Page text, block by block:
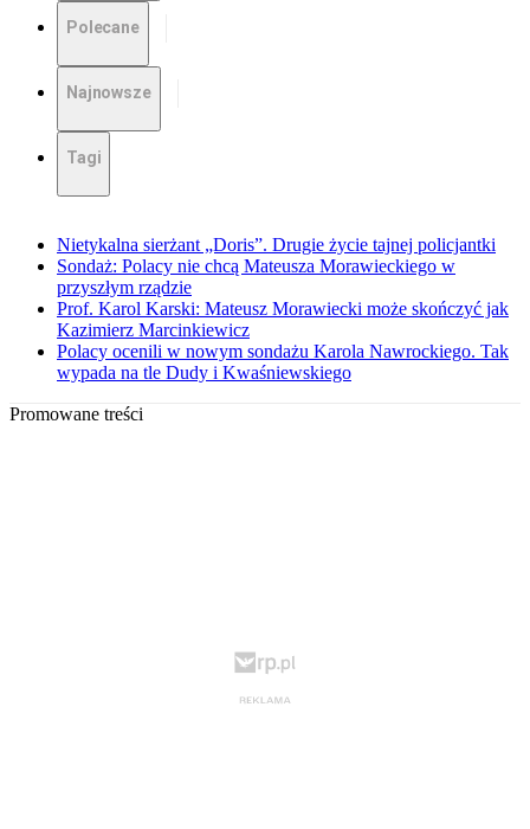
Polecane
Najnowsze
Tagi
Nietykalna sierżant „Doris”. Drugie życie tajnej policjantki
Sondaż: Polacy nie chcą Mateusza Morawieckiego w
przyszłym rządzie
Prof. Karol Karski: Mateusz Morawiecki może skończyć jak
Kazimierz Marcinkiewicz
Polacy ocenili w nowym sondażu Karola Nawrockiego. Tak
wypada na tle Dudy i Kwaśniewskiego
Promowane treści